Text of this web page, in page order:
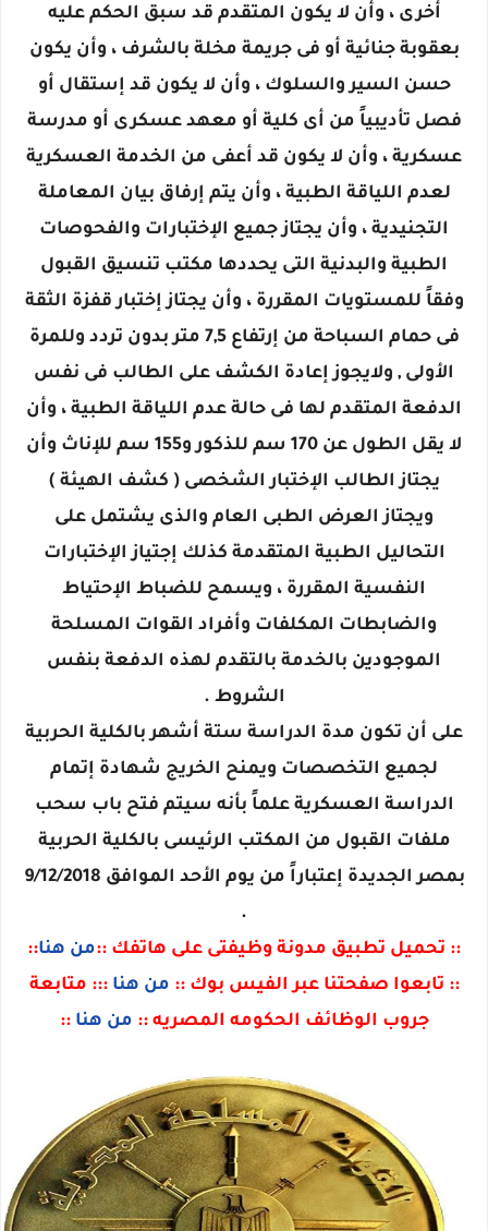
أخرى ، وأن لا يكون المتقدم قد سبق الحكم عليه
بعقوبة جنائية أو فى جريمة مخلة بالشرف ، وأن يكون
حسن السير والسلوك ، وأن لا يكون قد إستقال أو
فصل تأديبياً من أى كلية أو معهد عسكرى أو مدرسة
عسكرية ، وأن لا يكون قد أعفى من الخدمة العسكرية
لعدم اللياقة الطبية ، وأن يتم إرفاق بيان المعاملة
التجنيدية ، وأن يجتاز جميع الإختبارات والفحوصات
الطبية والبدنية التى يحددها مكتب تنسيق القبول
وفقاً للمستويات المقررة ، وأن يجتاز إختبار قفزة الثقة
فى حمام السباحة من إرتفاع 7,5 متر بدون تردد وللمرة
الأولى , ولايجوز إعادة الكشف على الطالب فى نفس
الدفعة المتقدم لها فى حالة عدم اللياقة الطبية ، وأن
لا يقل الطول عن 170 سم للذكور و155 سم للإناث وأن
يجتاز الطالب الإختبار الشخصى ( كشف الهيئة )
ويجتاز العرض الطبى العام والذى يشتمل على
التحاليل الطبية المتقدمة كذلك إجتياز الإختبارات
النفسية المقررة ، ويسمح للضباط الإحتياط
والضابطات المكلفات وأفراد القوات المسلحة
الموجودين بالخدمة بالتقدم لهذه الدفعة بنفس
الشروط .
على أن تكون مدة الدراسة ستة أشهر بالكلية الحربية
لجميع التخصصات ويمنح الخريج شهادة إتمام
الدراسة العسكرية علماً بأنه سيتم فتح باب سحب
ملفات القبول من المكتب الرئيسى بالكلية الحربية
بمصر الجديدة إعتباراً من يوم الأحد الموافق 9/12/2018
.
:: تحميل تطبيق مدونة وظيفتى على هاتفك ::من هنا::
:: تابعوا صفحتنا عبر الفيس بوك :: من هنا ::: متابعة
جروب الوظائف الحكومه المصريه :: من هنا ::